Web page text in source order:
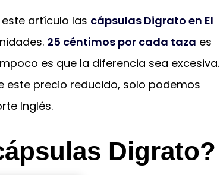
artículo las cápsulas Digrato en El
25 céntimos por cada taza es
es que la diferencia sea excesiva.
este precio reducido, solo podemos
Inglés.
Digrato?